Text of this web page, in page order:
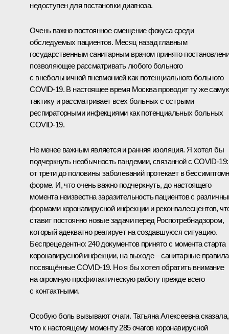
недоступен для постановки диагноза.
Очень важно постоянное смещение фокуса среди
обследуемых пациентов. Месяц назад главным
государственным санитарным врачом принято
позволяющее рассматривать любого больного
с внебольничной пневмонией как потенциального больного
COVID-19. В настоящее время Москва проводит ту же
тактику и рассматривает всех больных с острыми
респираторными инфекциями как потенциальных больных
COVID-19.
Не менее важным является и ранняя изоляция. Я хотел бы
подчеркнуть необычность пандемии, связанной с COVID-19:
от трети до половины заболеваний протекает в
форме. И, что очень важно подчеркнуть, до настоящего
момента неизвестна заразительность пациентов с
формами коронавирусной инфекции и реконвалесцентов,
ставит постоянно новые задачи перед Роспотребнадзором,
который адекватно реагирует на создавшуюся ситуацию.
Беспрецедентно: 240 документов принято с момента старта
коронавирусной инфекции, на выходе – санитарные
посвящённые COVID-19. Но я бы хотел обратить внимание
на огромную профилактическую работу прежде всего
с контактными.
Особую боль вызывают очаги. Татьяна Алексеевна сказала,
что к настоящему моменту 285 очагов коронавирусной